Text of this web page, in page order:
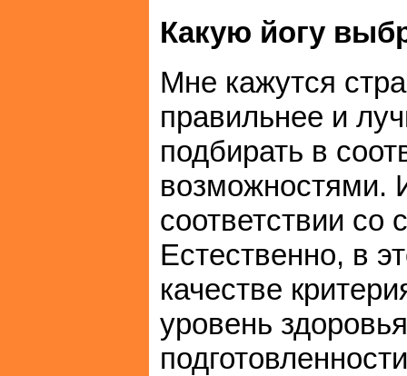
Какую йогу
Мне кажутся
правильнее и
подбирать в
возможностями.
соответствии со
Естественно, в
качестве
уровень